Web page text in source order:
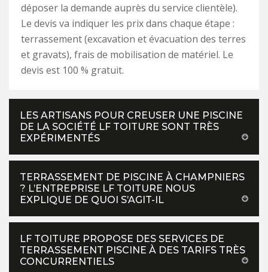
déposer la demande auprès du service clientèle).
Le devis va indiquer les prix dans chaque étape :
terrassement (excavation et évacuation des terres
et gravats), frais de mobilisation de matériel. Le
devis est 100 % gratuit.
LES ARTISANS POUR CREUSER UNE PISCINE
DE LA SOCIÉTÉ LF TOITURE SONT TRÈS
EXPÉRIMENTÉS
TERRASSEMENT DE PISCINE À CHAMPNIERS
? L’ENTREPRISE LF TOITURE NOUS
EXPLIQUE DE QUOI S’AGIT-IL
LF TOITURE PROPOSE DES SERVICES DE
TERRASSEMENT PISCINE À DES TARIFS TRÈS
CONCURRENTIELS